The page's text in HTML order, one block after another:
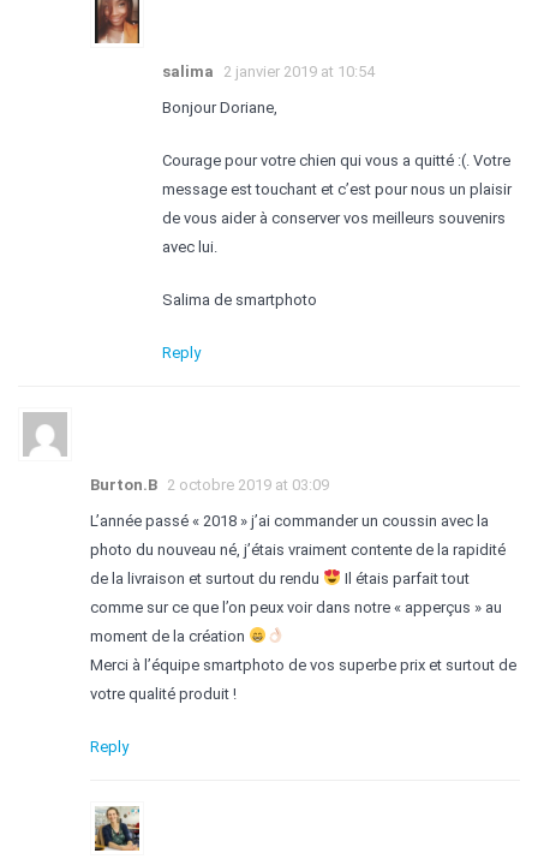
salima
2 janvier 2019 at 10:54
Bonjour Doriane,
Courage pour votre chien qui vous a quitté :(. Votre
message est touchant et c’est pour nous un plaisir
de vous aider à conserver vos meilleurs souvenirs
avec lui.
Salima de smartphoto
Reply
Burton.B 2 octobre 2019 at 03:09
L’année passé « 2018 » j’ai commander un coussin avec la
photo du nouveau né, j’étais vraiment contente de la rapidité
de la livraison et surtout du rendu
Il étais parfait tout
comme sur ce que l’on peux voir dans notre « apperçus » au
moment de la création
Merci à l’équipe smartphoto de vos superbe prix et surtout de
votre qualité produit !
Reply